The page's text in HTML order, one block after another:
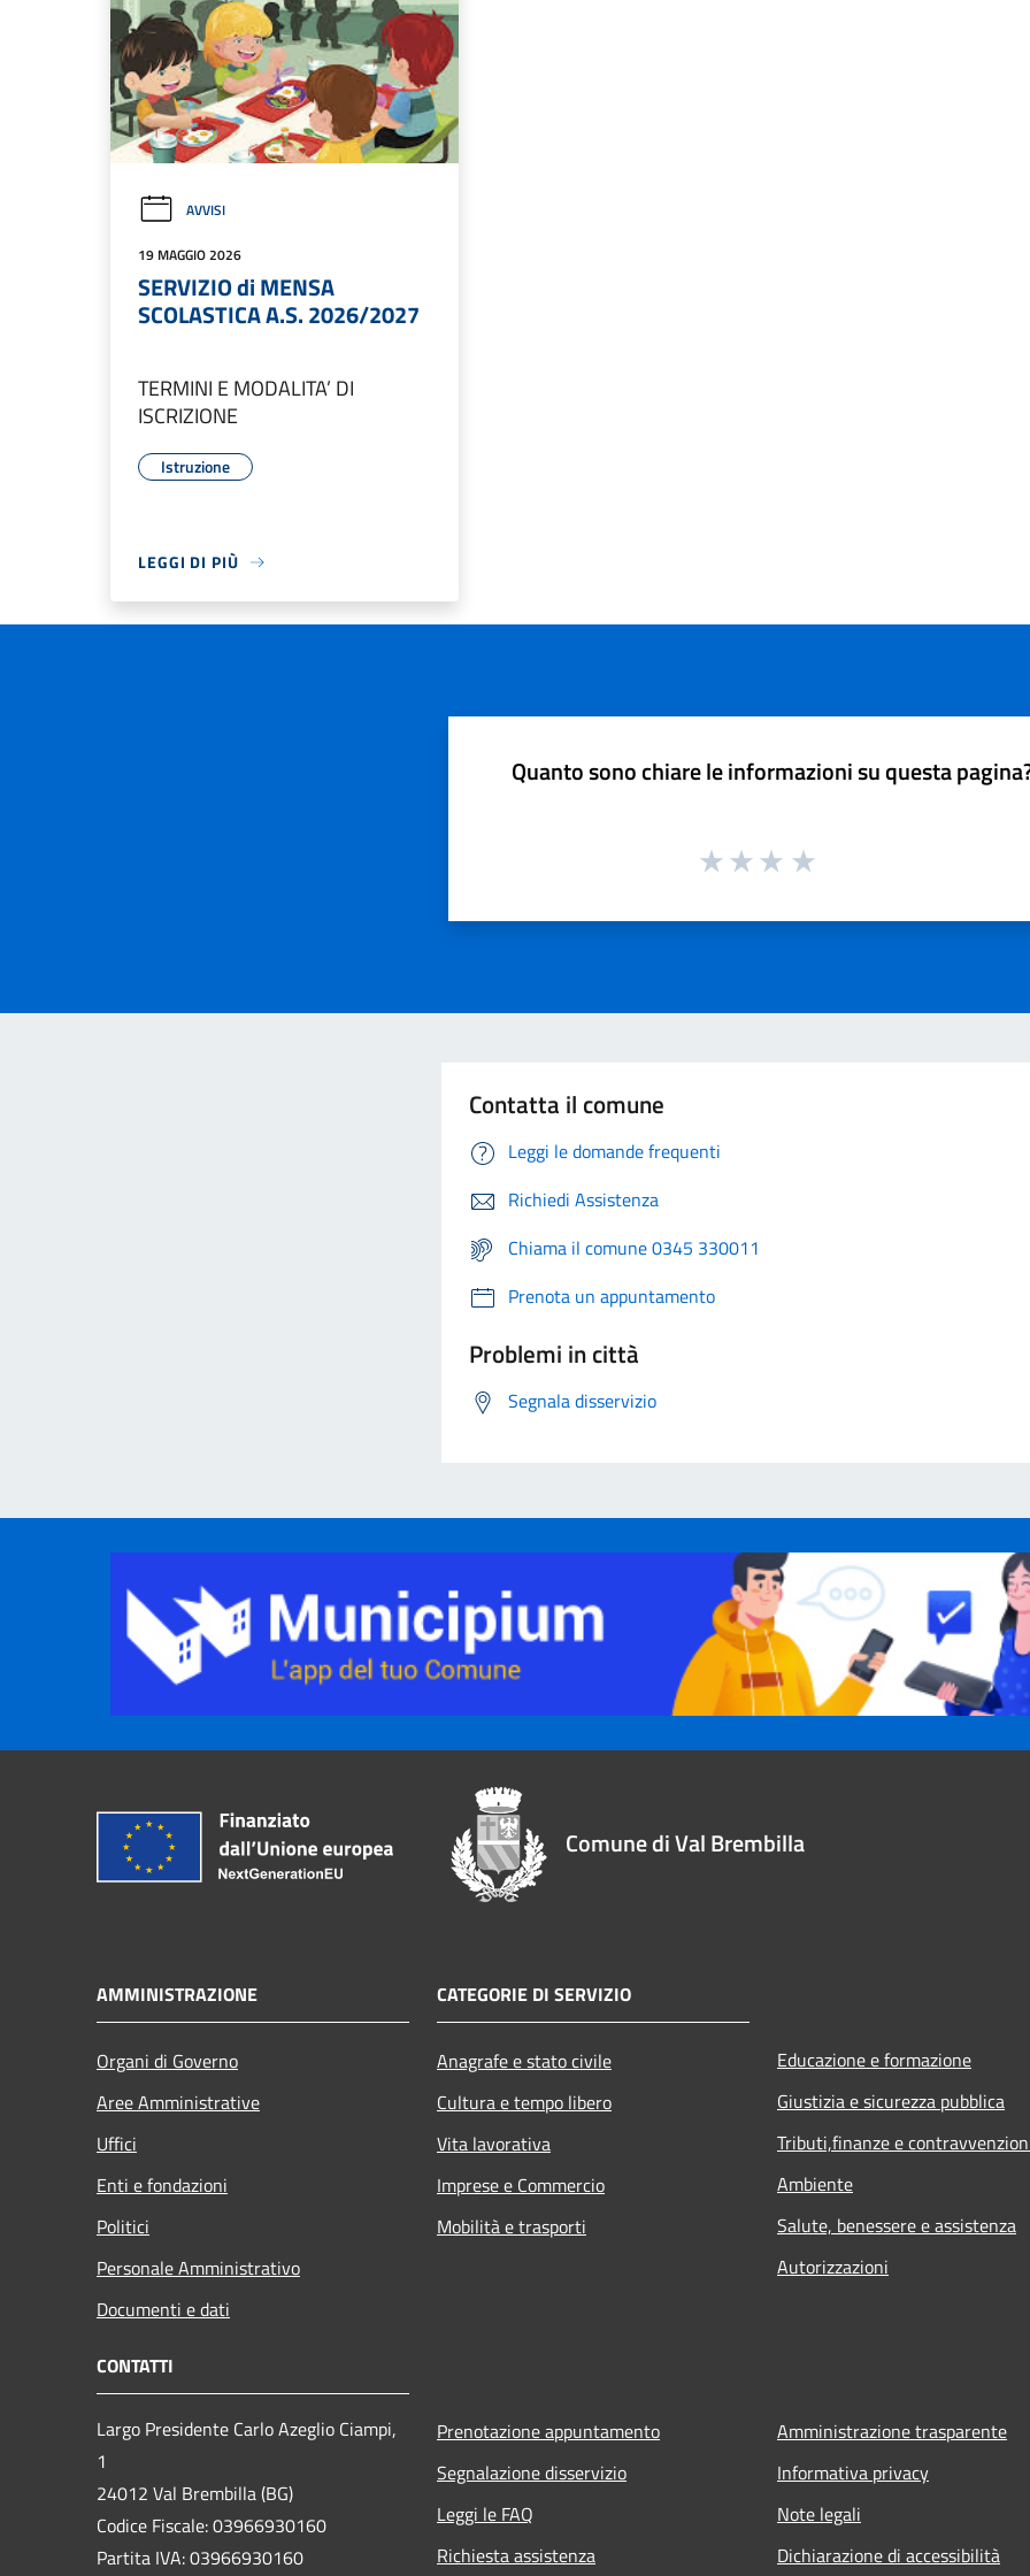
AVVISI
19 MAGGIO 2026
SERVIZIO di MENSA
SCOLASTICA A.S. 2026/2027
TERMINI E MODALITA’ DI
ISCRIZIONE
Istruzione
LEGGI DI PIÙ
Quanto sono chiare le informazioni su questa
Contatta il comune
Leggi le domande frequenti
Richiedi Assistenza
Chiama il comune 0345 330011
Prenota un appuntamento
Problemi in città
Segnala disservizio
Comune di Val Brembilla
AMMINISTRAZIONE
Organi di Governo
Aree Amministrative
Uffici
Enti e fondazioni
Politici
Personale Amministrativo
Documenti e dati
CATEGORIE DI SERVIZIO
Anagrafe e stato civile
Cultura e tempo libero
Vita lavorativa
Imprese e Commercio
Mobilità e trasporti
Educazione e formazione
Giustizia e sicurezza pubblica
Tributi,finanze e
Ambiente
Salute, benessere e assistenza
Autorizzazioni
CONTATTI
Largo Presidente Carlo Azeglio Ciampi,
1
24012 Val Brembilla (BG)
Codice Fiscale: 03966930160
Partita IVA: 03966930160
Prenotazione appuntamento
Segnalazione disservizio
Leggi le FAQ
Richiesta assistenza
Amministrazione trasparente
Informativa privacy
Note legali
Dichiarazione di accessibilità